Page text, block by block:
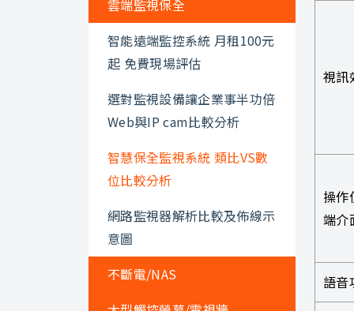
雲端監視保全
智能遠端監控系統 月租100元
起 免費現場評估
選對監視設備讓企業事半功倍
Web與IP cam比較分析
智慧保全監視系統 類比VS數
位比較分析
網路監視器解析比較及佈線示
意圖
不斷電/NAS
視訊
操作
端介
語音